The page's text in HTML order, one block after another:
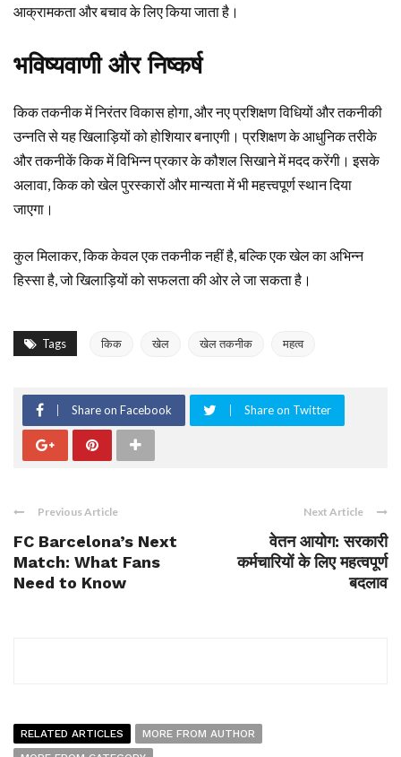
आक्रामकता और बचाव के लिए किया जाता है।
भविष्यवाणी और निष्कर्ष
किक तकनीक में निरंतर विकास होगा, और नए प्रशिक्षण विधियों और तकनीकी
उन्नति से यह खिलाड़ियों को होशियार बनाएगी। प्रशिक्षण के आधुनिक तरीके
और तकनीकें किक में विभिन्न प्रकार के कौशल सिखाने में मदद करेंगी। इसके
अलावा, किक को खेल पुरस्कारों और मान्यता में भी महत्त्वपूर्ण स्थान दिया
जाएगा।
कुल मिलाकर, किक केवल एक तकनीक नहीं है, बल्कि एक खेल का अभिन्न
हिस्सा है, जो खिलाड़ियों को सफलता की ओर ले जा सकता है।
Tags किक खेल खेल तकनीक महत्व
Share on Facebook Share on Twitter
Previous Article
FC Barcelona’s Next
Match: What Fans
Need to Know
Next Article
वेतन आयोग: सरकारी
कर्मचारियों के लिए महत्वपूर्ण
बदलाव
RELATED ARTICLES
MORE FROM AUTHOR